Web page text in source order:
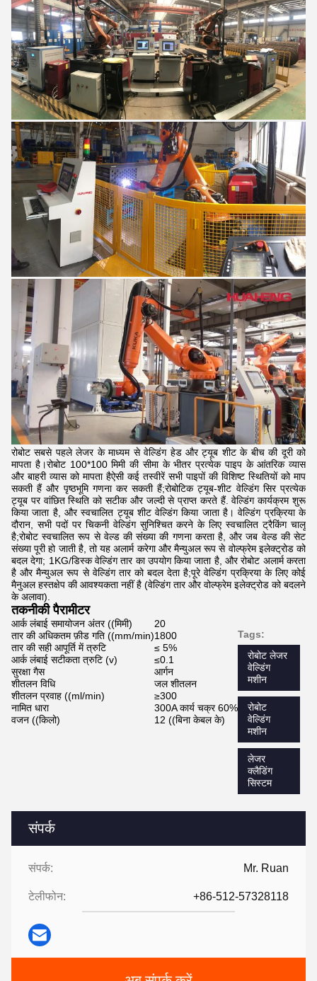
संपर्क
संपर्क: Mr. Ruan
टेलीफोन: +86-512-57328118
रोबोट सबसे पहले लेजर के माध्यम से वेल्डिंग हेड और ट्यूब शीट के बीच की दूरी को
मापता है।रोबोट 100*100 मिमी की सीमा के भीतर प्रत्येक पाइप के आंतरिक व्यास
और बाहरी व्यास को मापता हैऐसी कई तस्वीरें सभी पाइपों की विशिष्ट स्थितियों को माप
सकती हैं और पृष्ठभूमि गणना कर सकती हैं;रोबोटिक ट्यूब-शीट वेल्डिंग सिर प्रत्येक
ट्यूब पर वांछित स्थिति को सटीक और जल्दी से प्राप्त करते हैं. वेल्डिंग कार्यक्रम शुरू
किया जाता है, और स्वचालित ट्यूब शीट वेल्डिंग किया जाता है। वेल्डिंग प्रक्रिया के
दौरान, सभी पदों पर चिकनी वेल्डिंग सुनिश्चित करने के लिए स्वचालित ट्रैकिंग चालू
है;रोबोट स्वचालित रूप से वेल्ड की संख्या की गणना करता है, और जब वेल्ड की सेट
संख्या पूरी हो जाती है, तो यह अलार्म करेगा और मैन्युअल रूप से वोल्फ्रेम इलेक्ट्रोड को
बदल देगा; 1KG/डिस्क वेल्डिंग तार का उपयोग किया जाता है, और रोबोट अलार्म करता
है और मैन्युअल रूप से वेल्डिंग तार को बदल देता है;पूरे वेल्डिंग प्रक्रिया के लिए कोई
मैनुअल हस्तक्षेप की आवश्यकता नहीं है (वेल्डिंग तार और वोल्फ्रेम इलेक्ट्रोड को बदलने
के अलावा).
तकनीकी पैरामीटर
आर्क लंबाई समायोजन अंतर ((मिमी)
20
तार की अधिकतम फ़ीड गति ((mm/min)1800
तार की सही आपूर्ति में त्रुटि
≤ 5%
आर्क लंबाई सटीकता त्रुटि (v)
≤0.1
सुरक्षा गैस
आर्गन
शीतलन विधि
जल शीतलन
शीतलन प्रवाह ((ml/min)
≥300
नामित धारा
300A कार्य चक्र 60%
वजन ((किलो)
12 ((बिना केबल के)
Tags:
रोबोट लेजर
वेल्डिंग
मशीन
रोबोट
वेल्डिंग
मशीन
लेजर
क्लैडिंग
सिस्टम